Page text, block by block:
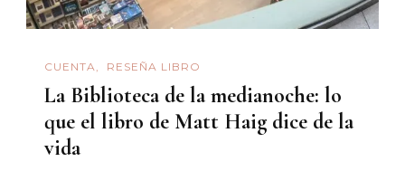
CUENTA RESEÑA LIBRO
La Biblioteca de la medianoche: lo
que el libro de Matt Haig dice de la
vida